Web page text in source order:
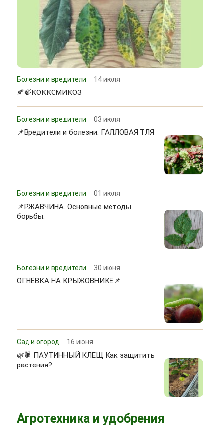
Болезни и вредители 14 июля
🍂🍃КОККОМИКОЗ
Болезни и вредители 03 июля
📌Вредители и болезни. ГАЛЛОВАЯ ТЛЯ
Болезни и вредители 01 июля
📌РЖАВЧИНА. Основные методы
борьбы.
Болезни и вредители 30 июня
ОГНЁВКА НА КРЫЖОВНИКЕ📌
Сад и огород 16 июня
🌿🕷 ПАУТИННЫЙ КЛЕЩ Как защитить
растения?
Агротехника и удобрения